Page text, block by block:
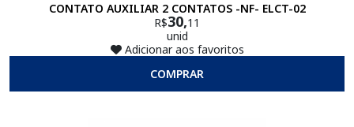
CONTATO AUXILIAR 2 CONTATOS -NF- ELCT-02
R$30,11
unid
Adicionar aos favoritos
COMPRAR